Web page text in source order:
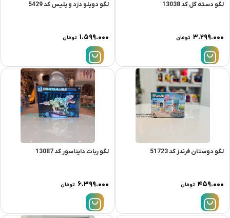
لگو دسته گل کد 13038
۳.۲۹۹.۰۰۰ تومان
لگو دوپلو دزد و پلیس کد 5429
۱.۵۹۹.۰۰۰ تومان
لگو دوستان فرندز کد 51723
۴۵۹.۰۰۰ تومان
لگو ربات دایناسور کد 13087
۶.۳۹۹.۰۰۰ تومان